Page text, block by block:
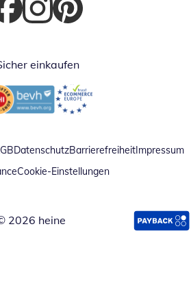
in neuem Fenster
Öffnet in neuem Fenster
Öffnet in neuem Fenster
einkaufen
in neuem FensterÖffnet in neuem Fenster
DatenschutzBarrierefreiheitImpressum
Cookie-Einstellungen
2026 heine